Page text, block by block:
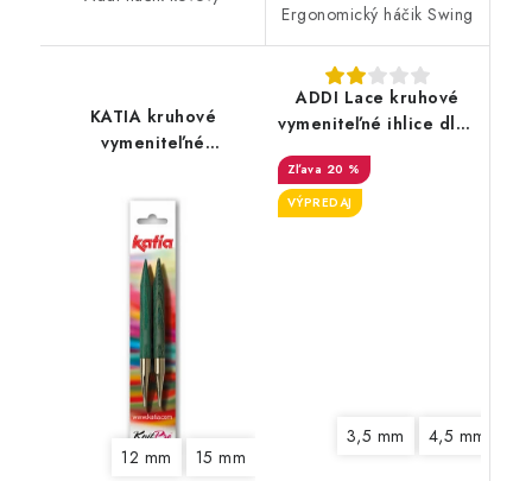
Ergonomický háčik Swing
KATIA kruhové
vymeniteľné
hrubé
12 mm 15 mm
ADDI Lace kruhové
vymeniteľné ihlice dlhé
20 %
VÝPREDAJ
3,5 mm 4,5 mm